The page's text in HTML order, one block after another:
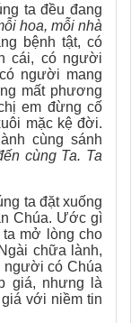
ta đều đang
hoa, mỗi nhà
bệnh tật, có
cái, có người
người mang
mất phương
em đừng cố
mặc kệ đời.
cùng sánh
cùng Ta. Ta
ta đặt xuống
Chúa. Ước gì
ta mở lòng cho
chữa lành,
người có Chúa
giá, nhưng là
với niềm tin